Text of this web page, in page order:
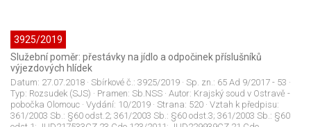
3925/2019
Služební poměr: přestávky na jídlo a odpočinek příslušníků
výjezdových hlídek
Datum: 27.07.2018 · Sbírkové č.: 3925/2019 · Sp. zn.: 65 Ad 9/2017 - 53 ·
Typ: Rozsudek (SJS) · Pramen: Sb.NSS · Autor: Krajský soud v Ostravě -
pobočka Olomouc · Vydání: 10/2019 · Strana: 520 · Vztah k předpisu:
361/2003 Sb.: §60 odst.2; 361/2003 Sb.: §60 odst.3; 361/2003 Sb.: §60